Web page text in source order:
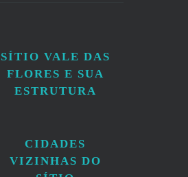
SÍTIO VALE DAS
FLORES E SUA
ESTRUTURA
CIDADES
VIZINHAS DO